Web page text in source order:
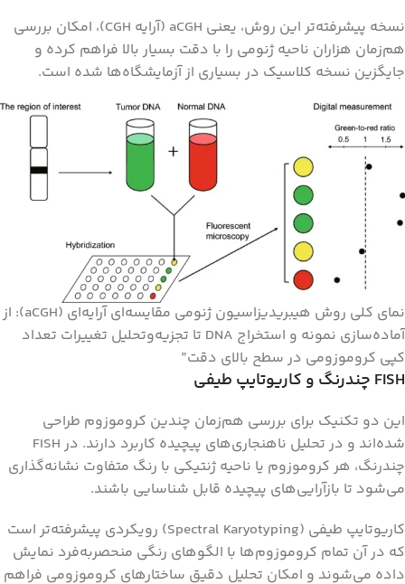
نسخه پیشرفته‌تر این روش، یعنی aCGH (آرایه CGH)، امکان بررسی
هم‌زمان هزاران ناحیه ژنومی را با دقت بسیار بالا فراهم کرده و
جایگزین نسخه کلاسیک در بسیاری از آزمایشگاه‌ها شده است.
نمای کلی روش هیبریدیزاسیون ژنومی مقایسه‌ای آرایه‌ای (aCGH): از
آماده‌سازی نمونه و استخراج DNA تا تجزیه‌وتحلیل تغییرات تعداد
کپی کروموزومی در سطح بالای دقت”
FISH چندرنگ و کاریوتایپ طیفی
این دو تکنیک برای بررسی هم‌زمان چندین کروموزوم طراحی
شده‌اند و در تحلیل ناهنجاری‌های پیچیده کاربرد دارند. در FISH
چندرنگ، هر کروموزوم یا ناحیه ژنتیکی با رنگ متفاوت نشانه‌گذاری
می‌شود تا بازآرایی‌های پیچیده قابل شناسایی باشند.
کاریوتایپ طیفی (Spectral Karyotyping) رویکردی پیشرفته‌تر است
که در آن تمام کروموزوم‌ها با الگوهای رنگی منحصر‌به‌فرد نمایش
داده می‌شوند و امکان تحلیل دقیق ساختارهای کروموزومی فراهم